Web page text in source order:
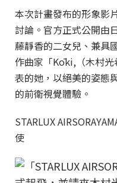
本次計畫發布的形象影
討論。官方正式公開由
藤靜香的二女兒、兼具
作曲家「Kōki,（木村
表的她，以絕美的姿態
的前衛視覺體驗。
STARLUX
使